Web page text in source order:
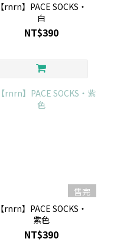
【rnrn】PACE SOCKS・
白
NT$390
售完
【rnrn】PACE SOCKS・
紫色
NT$390